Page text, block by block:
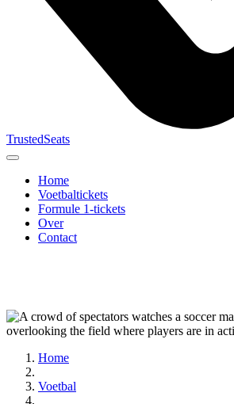
TrustedSeats
Home
Voetbaltickets
Formule 1-tickets
Over
Contact
Home
Voetbal